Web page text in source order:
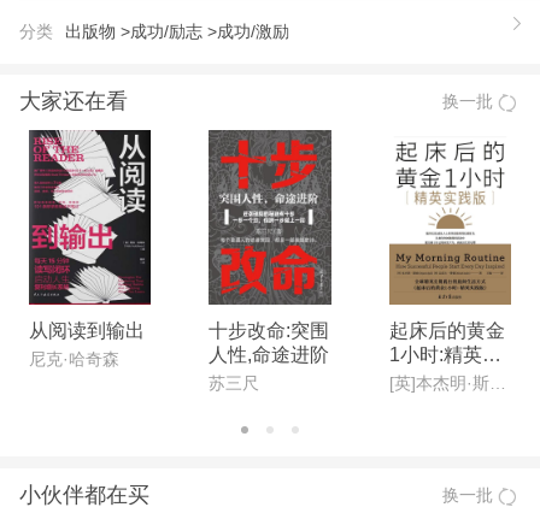
分类 出版物 >成功/励志 >成功/激励
大家还在看 换一批
从阅读到输出
尼克·哈奇森
十步改命:突围
人性,命途进阶
苏三尺
起床后的黄金
1小时:精英实
践版
[英]本杰明·斯帕(Benjamin Spall),[德]迈克尔·赞德(Michael Xander)
小伙伴都在买 换一批